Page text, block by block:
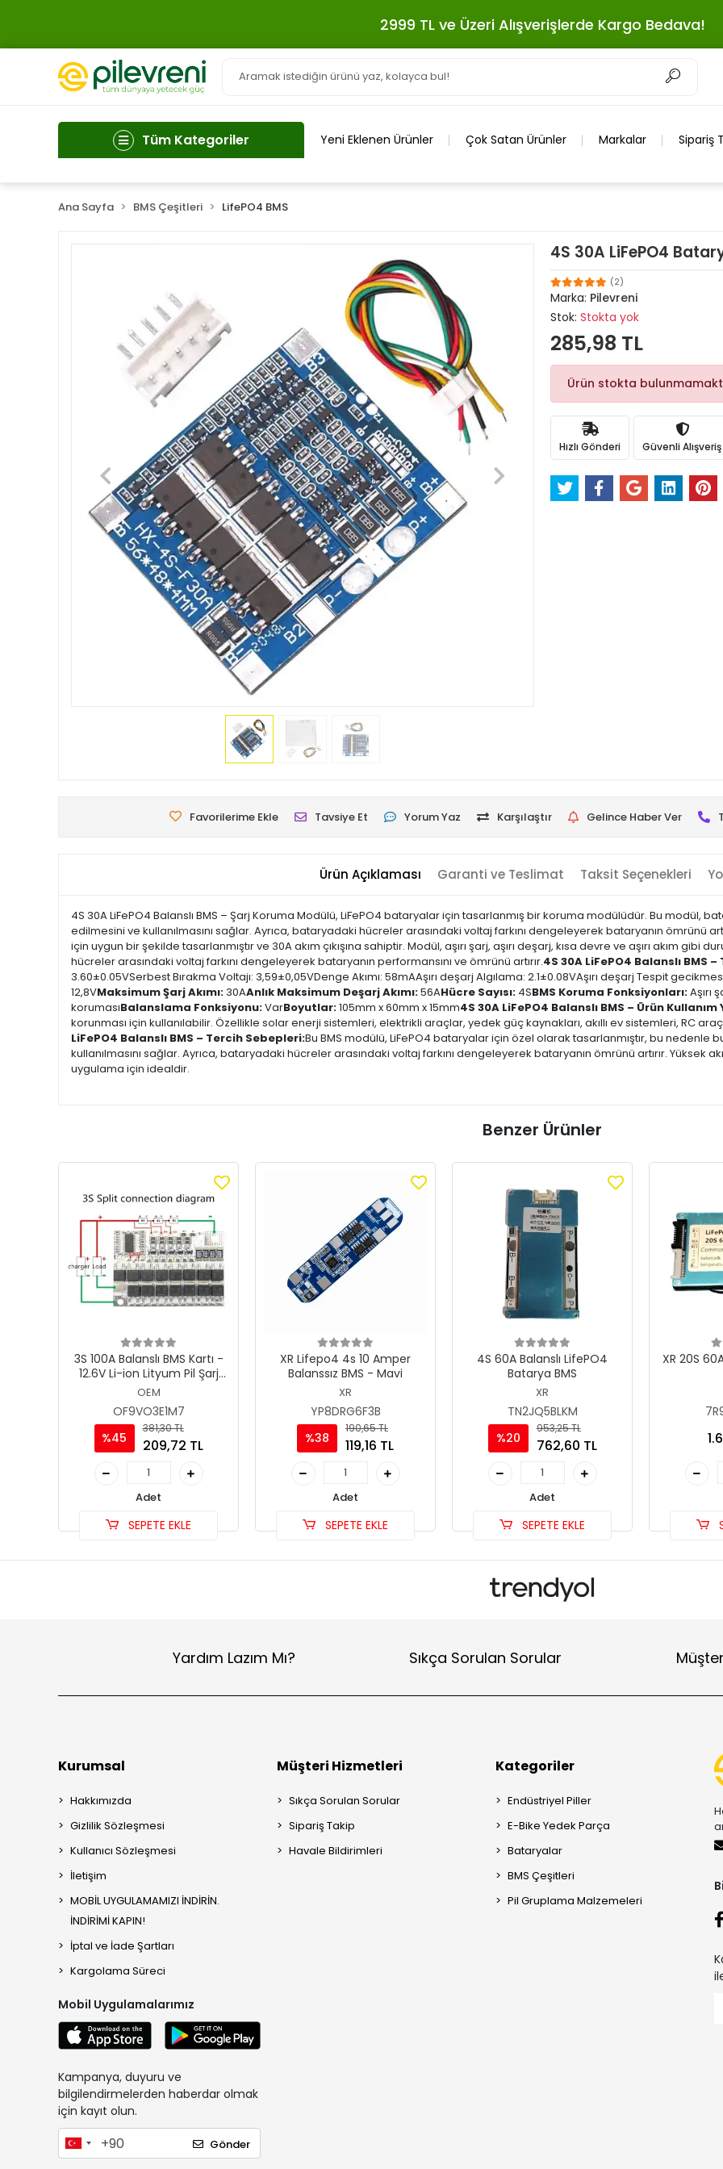
2999 TL ve Üzeri Alışverişlerde Kargo Bedava!
Tüm Kategoriler Yeni Eklenen Ürünler Çok Satan Ürünler Markalar Sipariş
Ana Sayfa BMS Çeşitleri LifePO4 BMS
4S 30A LiFePO4
(2)
Marka: Pilevreni
Stok: Stokta yok
285,98 TL
Ürün stokta
Hızlı Gönderi Güvenli Alışveriş
Favorilerime Ekle Tavsiye Et Yorum Yaz Karşılaştır Gelince Haber Ver
Ürün Açıklaması Garanti ve Teslimat Taksit Seçenekleri
4S 30A LiFePO4 Balanslı BMS – Şarj Koruma Modülü, LiFePO4 bataryalar için tasarlanmış bir koruma modülüdür. Bu modül,
edilmesini ve kullanılmasını sağlar. Ayrıca, bataryadaki hücreler arasındaki voltaj farkını dengeleyerek bataryanın ömrünü
için uygun bir şekilde tasarlanmıştır ve 30A akım çıkışına sahiptir. Modül, aşırı şarj, aşırı deşarj, kısa devre ve aşırı akım
hücreler arasındaki voltaj farkını dengeleyerek bataryanın performansını ve ömrünü artırır.4S 30A LiFePO4 Balanslı BMS
3.60±0.05VSerbest Bırakma Voltajı: 3,59±0,05VDenge Akımı: 58mAAşırı deşarj Algılama: 2.1±0.08VAşırı deşarj Tespit
12,8VMaksimum Şarj Akımı:30AAnlık Maksimum Deşarj Akımı:56AHücre Sayısı: 4SBMS Koruma Fonksiyonları:Aşırı
korumasıBalanslama Fonksiyonu:VarBoyutlar:105mm x 60mm x 15mm4S 30A LiFePO4 Balanslı BMS – Ürün
korunması için kullanılabilir. Özellikle solar enerji sistemleri, elektrikli araçlar, yedek güç kaynakları, akıllı ev sistemleri, RC
LiFePO4 Balanslı BMS – Tercih Sebepleri:Bu BMS modülü, LiFePO4 bataryalar için özel olarak tasarlanmıştır, bu
kullanılmasını sağlar. Ayrıca, bataryadaki hücreler arasındaki voltaj farkını dengeleyerek bataryanın ömrünü artırır. Yüksek
uygulama için idealdir.
Benzer Ürünler
3S 100A Balanslı BMS Kartı -
12.6V Li-ion Lityum Pil Şarj
Koruma Devresi
OEM
OF9VO3E1M7
%45
381,30 TL
209,72 TL
Adet
SEPETE EKLE
XR Lifepo4 4s 10 Amper
Balanssız BMS - Mavi
XR
YP8DRG6F3B
%38
190,65 TL
119,16 TL
Adet
SEPETE EKLE
4S 60A Balanslı LifePO4
Batarya BMS
XR
TN2JQ5BLKM
%20
953,25 TL
762,60 TL
Adet
SEPETE EKLE
XR 20S
Yardım Lazım Mı? Sıkça Sorulan Sorular
Kurumsal
Hakkımızda
Gizlilik Sözleşmesi
Kullanıcı Sözleşmesi
İletişim
MOBİL UYGULAMAMIZI İNDİRİN.
İNDİRİMİ KAPIN!
İptal ve İade Şartları
Kargolama Süreci
Mobil Uygulamalarımız
Kampanya, duyuru ve
bilgilendirmelerden haberdar olmak
için kayıt olun.
Gönder
Müşteri Hizmetleri
Sıkça Sorulan Sorular
Sipariş Takip
Havale Bildirimleri
Kategoriler
Endüstriyel Piller
E-Bike Yedek Parça
Bataryalar
BMS Çeşitleri
Pil Gruplama Malzemeleri